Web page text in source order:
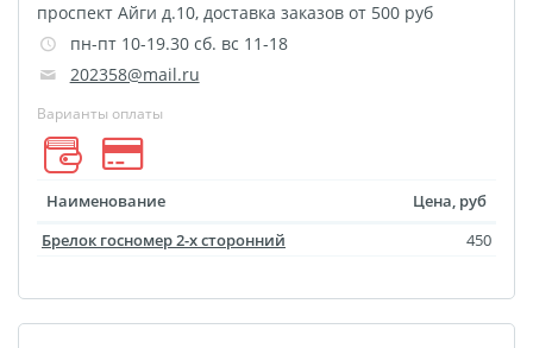
Сшивка документов
Бейджи
Наклейки для
маркетплейсов
Лазерная гравировка
таблички
проспект Айги д.10, доставка заказов от 500 руб
пн-пт 10-19.30 сб. вс 11-18
202358@mail.ru
Варианты оплаты
Наименование
Цена, руб
Брелок госномер 2-х сторонний
450